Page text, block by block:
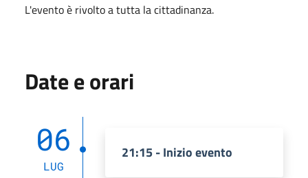
L'evento è rivolto a tutta la cittadinanza.
Date e orari
06
LUG
21:15 - Inizio evento